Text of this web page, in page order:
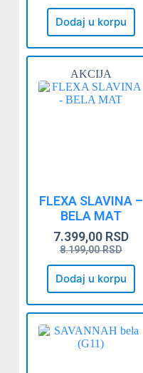
Dodaj u korpu
AKCIJA
FLEXA SLAVINA –
BELA MAT
8.199,00RSD
7.399,00 RSD
Dodaj u korpu